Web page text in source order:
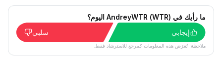
ما رأيك في AndreyWTR (WTR) اليوم؟
إيجابي
سلبي
ملاحظة: تُعرَض هذه المعلومات كمرجع للاسترشاد فقط.